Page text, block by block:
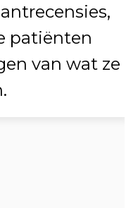
patiënten
van wat ze